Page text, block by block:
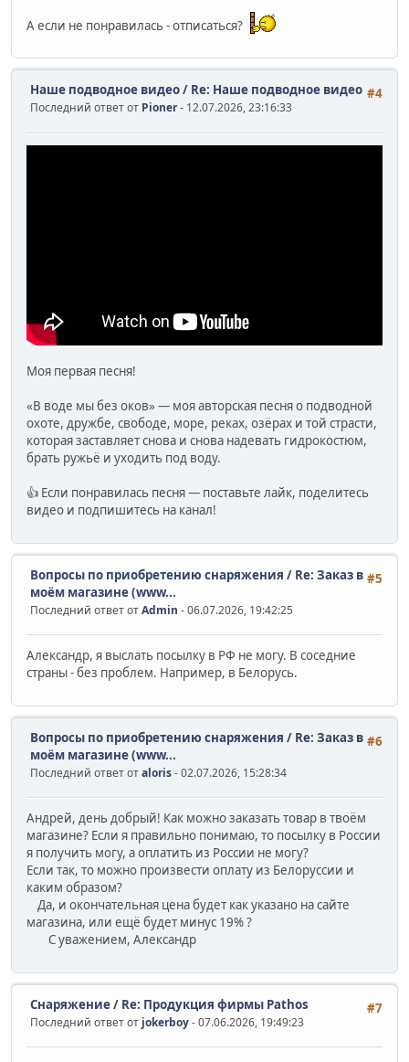
А если не понравилась - отписаться?
#4
Наше подводное видео/ Re: Наше подводное видео
Последний ответ от Pioner- 12.07.2026, 23:16:33
Моя первая песня!
«В воде мы без оков» — моя авторская песня о подводной
охоте, дружбе, свободе, море, реках, озёрах и той страсти,
которая заставляет снова и снова надевать гидрокостюм,
брать ружьё и уходить под воду.
👍 Если понравилась песня — поставьте лайк, поделитесь
видео и подпишитесь на канал!
#5
Вопросы по приобретению снаряжения / Re: Заказ в
моём магазине (www...
Последний ответ отAdmin - 06.07.2026, 19:42:25
Александр, я выслать посылку в РФ не могу. В соседние
страны - без проблем. Например, в Белорусь.
#6
Вопросы по приобретению снаряжения / Re: Заказ в
моём магазине (www...
Последний ответ отaloris- 02.07.2026, 15:28:34
Андрей, день добрый! Как можно заказать товар в твоём
магазине? Если я правильно понимаю, то посылку в России
я получить могу, а оплатить из России не могу?
Если так, то можно произвести оплату из Белоруссии и
каким образом?
Да, и окончательная цена будет как указано на сайте
магазина, или ещё будет минус 19% ?
С уважением, Александр
#7
Снаряжение/ Re: Продукция фирмы Pathos
Последний ответ от jokerboy- 07.06.2026, 19:49:23